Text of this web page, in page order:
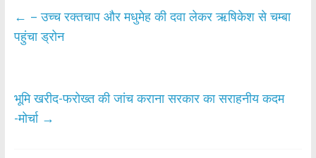
b
o
er s
p
e
← – उच्च रक्तचाप और मधुमेह की दवा लेकर ऋषिकेश से चम्बा
पहुंचा ड्रोन
भूमि खरीद-फरोख्त की जांच कराना सरकार का सराहनीय कदम
-मोर्चा →